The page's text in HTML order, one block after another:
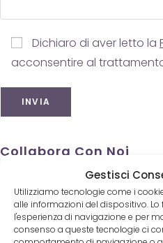
Gestisci
Utilizziamo tecnologie come i
alle informazioni del dispositivo.
l'esperienza di navigazione e per
consenso a queste tecnologie ci
Dichiaro di aver letto la
acconsentire al
Collabora Con Noi
Inserisci un CD
Inserisci un testo
Pubblica un articolo